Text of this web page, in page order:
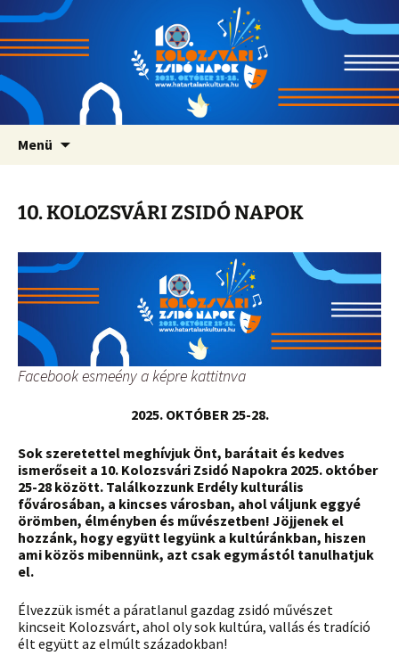
Menü
a
tartalomhoz
10. KOLOZSVÁRI ZSIDÓ NAPOK
Facebook esmeény a képre kattitnva
2025. OKTÓBER 25-28.
Sok szeretettel meghívjuk Önt, barátait és kedves
ismerőseit a 10. Kolozsvári Zsidó Napokra 2025. október
25-28 között. Találkozzunk Erdély kulturális
fővárosában, a kincses városban, ahol váljunk eggyé
örömben, élményben és művészetben! Jöjjenek el
hozzánk, hogy együtt legyünk a kultúránkban, hiszen
ami közös mibennünk, azt csak egymástól tanulhatjuk
el.
Élvezzük ismét a páratlanul gazdag zsidó művészet
kincseit Kolozsvárt, ahol oly sok kultúra, vallás és tradíció
élt együtt az elmúlt századokban!